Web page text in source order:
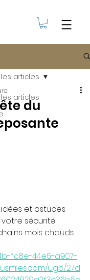
articles
articles
du
et astuces
sécurité
mois chauds.
fc8e-44e6-a907-
ugd/27d